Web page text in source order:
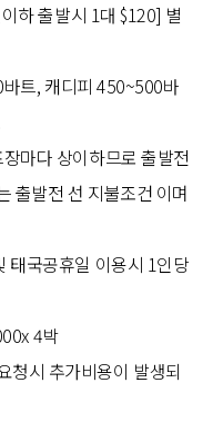
하 출발시 1대 $120] 별
트, 캐디피 450~500바
마다 상이하므로 출발전
출발전 선 지불조건 이며
태국공휴일 이용시 1인당
4박
청시 추가비용이 발생되